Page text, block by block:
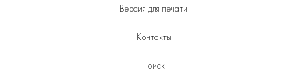
Версия для печати
Контакты
Поиск